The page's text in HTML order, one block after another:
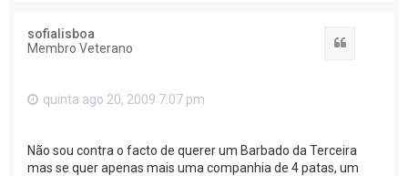
sofialisboa
Membro Veterano
quinta ago 20, 2009 7:07 pm
Não sou contra o facto de querer um Barbado da Terceira
mas se quer apenas mais uma companhia de 4 patas, um